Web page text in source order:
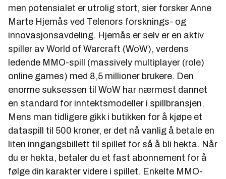
men potensialet er utrolig stort, sier forsker Anne
Marte Hjemås ved Telenors forsknings- og
innovasjonsavdeling. Hjemås er selv er en aktiv
spiller av World of Warcraft (WoW), verdens
ledende MMO-spill (massively multiplayer (role)
online games) med 8,5 millioner brukere. Den
enorme suksessen til WoW har nærmest dannet
en standard for inntektsmodeller i spillbransjen.
Mens man tidligere gikk i butikken for å kjøpe et
dataspill til 500 kroner, er det nå vanlig å betale en
liten inngangsbillett til spillet for så å bli hekta. Når
du er hekta, betaler du et fast abonnement for å
følge din karakter videre i spillet. Enkelte MMO-